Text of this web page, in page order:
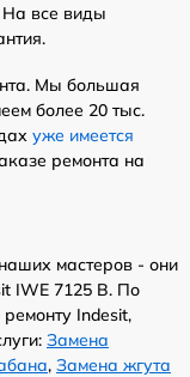
На все виды
Мы большая
более 20 тыс.
уже имеется
ремонта на
мастеров - они
IWE 7125 B. По
Indesit,
Замена
, Замена жгута